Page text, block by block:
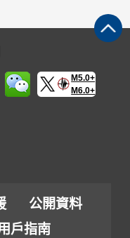
M5.0+
M6.0+
公開資料
戶指南